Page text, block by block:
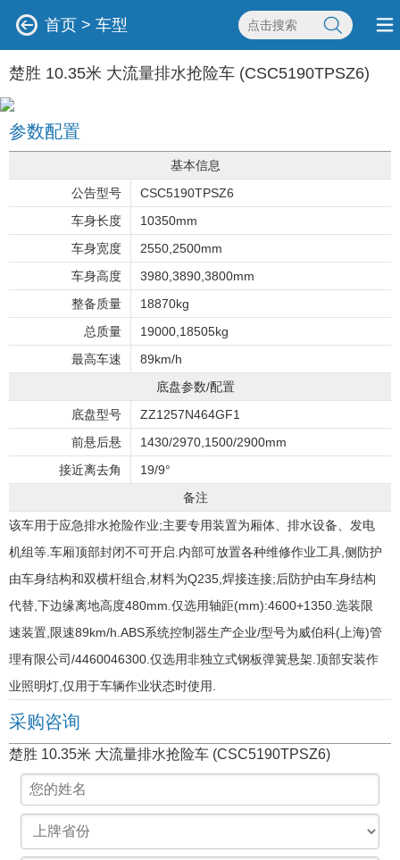
首页 > 车型
楚胜 10.35米 大流量排水抢险车 (CSC5190TPSZ6)
参数配置
基本信息
公告型号
CSC5190TPSZ6
车身长度
10350mm
车身宽度
2550,2500mm
车身高度
3980,3890,3800mm
整备质量
18870kg
总质量
19000,18505kg
最高车速
89km/h
底盘参数/配置
底盘型号
ZZ1257N464GF1
前悬后悬
1430/2970,1500/2900mm
接近离去角
19/9°
备注
该车用于应急排水抢险作业;主要专用装置为厢体、排水设备、发电
机组等.车厢顶部封闭不可开启.内部可放置各种维修作业工具,侧防护
由车身结构和双横杆组合,材料为Q235,焊接连接;后防护由车身结构
代替,下边缘离地高度480mm.仅选用轴距(mm):4600+1350.选装限
速装置,限速89km/h.ABS系统控制器生产企业/型号为威伯科(上海)管
理有限公司/4460046300.仅选用非独立式钢板弹簧悬架.顶部安装作
业照明灯,仅用于车辆作业状态时使用.
采购咨询
楚胜 10.35米 大流量排水抢险车 (CSC5190TPSZ6)